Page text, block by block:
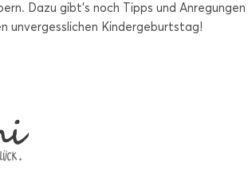
Dazu gibt’s noch Tipps und
unvergesslichen Kindergeburtstag!